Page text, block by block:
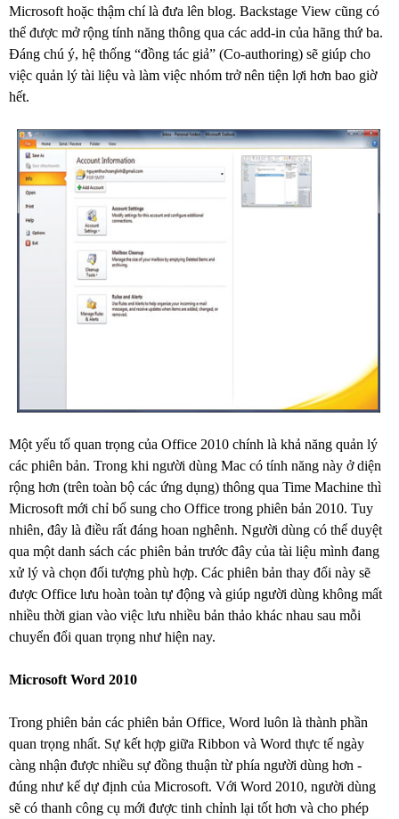
Microsoft hoặc thậm chí là đưa lên blog. Backstage View cũng có
thể được mở rộng tính năng thông qua các add-in của hãng thứ ba.
Đáng chú ý, hệ thống “đồng tác giả” (Co-authoring) sẽ giúp cho
việc quản lý tài liệu và làm việc nhóm trở nên tiện lợi hơn bao giờ
hết.
Một yếu tố quan trọng của Office 2010 chính là khả năng quản lý
các phiên bản. Trong khi người dùng Mac có tính năng này ở diện
rộng hơn (trên toàn bộ các ứng dụng) thông qua Time Machine thì
Microsoft mới chỉ bổ sung cho Office trong phiên bản 2010. Tuy
nhiên, đây là điều rất đáng hoan nghênh. Người dùng có thể duyệt
qua một danh sách các phiên bản trước đây của tài liệu mình đang
xử lý và chọn đối tượng phù hợp. Các phiên bản thay đổi này sẽ
được Office lưu hoàn toàn tự động và giúp người dùng không mất
nhiều thời gian vào việc lưu nhiều bản thảo khác nhau sau mỗi
chuyển đổi quan trọng như hiện nay.
Microsoft Word 2010
Trong phiên bản các phiên bản Office, Word luôn là thành phần
quan trọng nhất. Sự kết hợp giữa Ribbon và Word thực tế ngày
càng nhận được nhiều sự đồng thuận từ phía người dùng hơn -
đúng như kế dự định của Microsoft. Với Word 2010, người dùng
sẽ có thanh công cụ mới được tinh chỉnh lại tốt hơn và cho phép